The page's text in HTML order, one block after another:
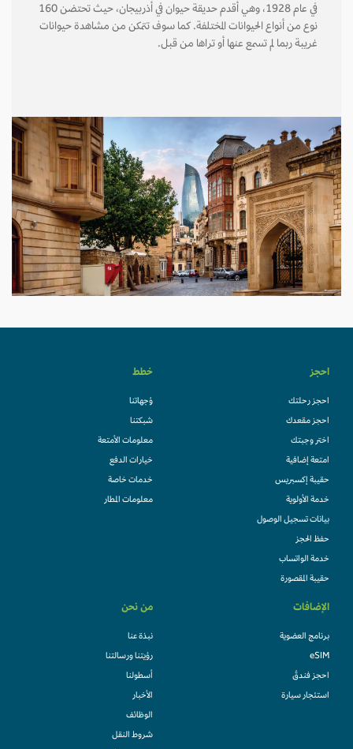
في عام 1928، وهي أقدم حديقة حيوان في أذربيجان، حيث تحتضن 160
نوع من أنواع الحيوانات المختلفة. كما سوف تتمكن من مشاهدة حيوانات
غريبة ربما لم تسمع عنها أو تراها من قبل.
احجز
احجز رحلتك
احجز مقعدك
اختر وجبتك
امتعة إضافية
حقيبة إكسبريس
خدمة الأولوية
بيانات تسجيل الوصول
حفظ الحجز
خدمة الواتساب
حقيبة المقصورة
خطط
وُجهاتنا
شبكتنا
معلومات الأمتعة
خيارات الدفع
خدمات خاصة
معلومات المطار
الإضافات
برنامج العضوية
eSIM
احجز فندقً
استئجار سيارة
من نحن
نبذة عنا
رؤيتنا ورسالتنا
أسطولنا
الأخبار
الوظائف
شروط النقل